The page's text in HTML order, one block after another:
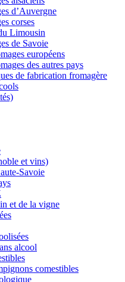
d’Auvergne
corses
Limousin
de Savoie
européens
des autres pays
de fabrication fromagère
et vins)
Savoie
et de la vigne
alcool
comestibles